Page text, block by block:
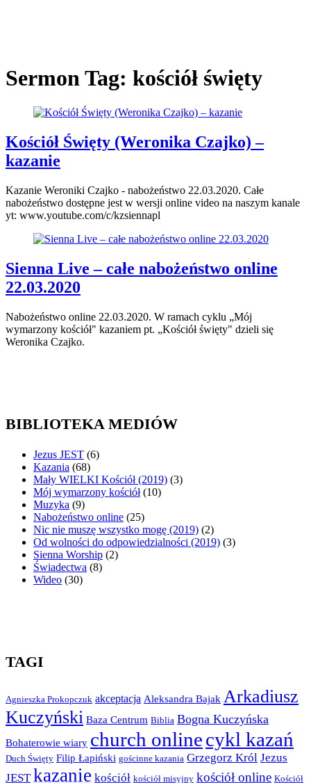
Sermon Tag: kościół święty
Kościół Święty (Weronika Czajko) –
kazanie
Kazanie Weroniki Czajko - nabożeństwo 22.03.2020. Całe
nabożeństwo dostępne jest w wersji online video na naszym kanale
yt: www.youtube.com/c/kzsiennapl
Sienna Live – całe nabożeństwo online
22.03.2020
Nabożeństwo online 22.03.2020. W ramach cyklu „Mój
wymarzony kościół" kazaniem pt. „Kościół święty" dzieli się
Weronika Czajko.
BIBLIOTEKA MEDIÓW
Jezus JEST (6)
Kazania (68)
Mały WIELKI Kościół (2019) (3)
Mój wymarzony kościół(10)
Muzyka (9)
Nabożeństwo online (25)
Nic nie muszę wszystko mogę (2019) (2)
Od wolności do odpowiedzialności (2019) (3)
Sienna Worship (2)
Świadectwa (8)
Wideo (30)
TAGI
Agnieszka Prokopczuk akceptacja Aleksandra Bajak Arkadiusz
Kuczyński Baza Centrum Biblia Bogna Kuczyńska
Bohaterowie wiary church onlinecykl kazań
Duch Święty Filip Łapiński gościnne kazania Grzegorz Król Jezus
JEST kazanie kościół kościół misyjny kościół online Kościół